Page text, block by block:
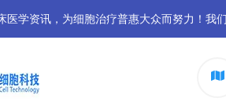
医学资讯，为细胞治疗普惠大众而努力！我